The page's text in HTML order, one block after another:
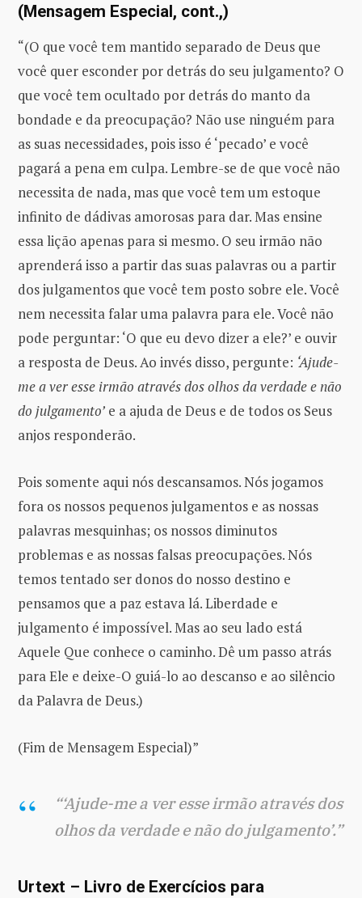
(Mensagem Especial, cont.,)
“(O que você tem mantido separado de Deus que
você quer esconder por detrás do seu julgamento? O
que você tem ocultado por detrás do manto da
bondade e da preocupação? Não use ninguém para
as suas necessidades, pois isso é ‘pecado’ e você
pagará a pena em culpa. Lembre-se de que você não
necessita de nada, mas que você tem um estoque
infinito de dádivas amorosas para dar. Mas ensine
essa lição apenas para si mesmo. O seu irmão não
aprenderá isso a partir das suas palavras ou a partir
dos julgamentos que você tem posto sobre ele. Você
nem necessita falar uma palavra para ele. Você não
pode perguntar: ‘O que eu devo dizer a ele?’ e ouvir
a resposta de Deus. Ao invés disso, pergunte: ‘Ajude-
me a ver esse irmão através dos olhos da verdade e não
do julgamento’ e a ajuda de Deus e de todos os Seus
anjos responderão.
Pois somente aqui nós descansamos. Nós jogamos
fora os nossos pequenos julgamentos e as nossas
palavras mesquinhas; os nossos diminutos
problemas e as nossas falsas preocupações. Nós
temos tentado ser donos do nosso destino e
pensamos que a paz estava lá. Liberdade e
julgamento é impossível. Mas ao seu lado está
Aquele Que conhece o caminho. Dê um passo atrás
para Ele e deixe-O guiá-lo ao descanso e ao silêncio
da Palavra de Deus.)
(Fim de Mensagem Especial)”
“‘Ajude-me a ver esse irmão através dos
olhos da verdade e não do julgamento’.”
Urtext – Livro de Exercícios para